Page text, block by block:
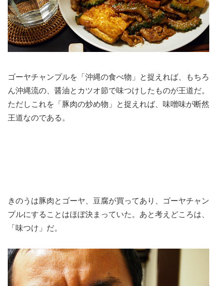
ゴーヤチャンプルを「沖縄の食べ物」と捉えれば、もちろ
ん沖縄流の、醤油とカツオ節で味つけしたものが王道だ。
ただしこれを「豚肉の炒め物」と捉えれば、味噌味が断然
王道なのである。
きのうは豚肉とゴーヤ、豆腐が買ってあり、ゴーヤチャン
プルにすることはほぼ決まっていた。あと考えどころは、
「味つけ」だ。